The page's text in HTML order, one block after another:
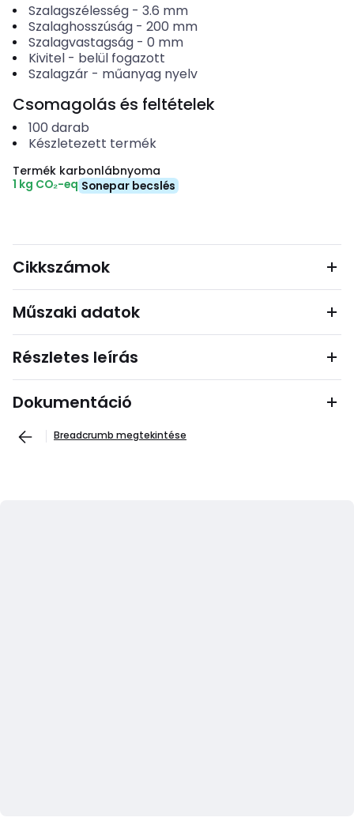
Szalagszélesség- 3.6 mm
Szalaghosszúság- 200 mm
Szalagvastagság- 0 mm
Kivitel- belül fogazott
Szalagzár- műanyag nyelv
Csomagolás és feltételek
100 darab
Készletezett termék
Termék karbonlábnyoma
1 kg CO₂-eq Sonepar becslés
Cikkszámok
Műszaki adatok
Részletes leírás
Dokumentáció
Breadcrumb megtekintése